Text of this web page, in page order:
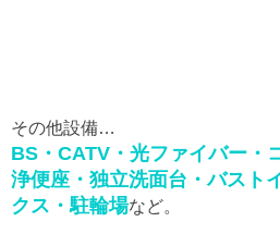
その他設備…
BS・CATV・光ファイバー・
浄便座・独立洗面台・バスト
クス・駐輪場など。